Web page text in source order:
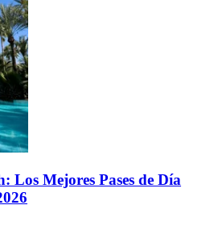
Los Mejores Pases de Día